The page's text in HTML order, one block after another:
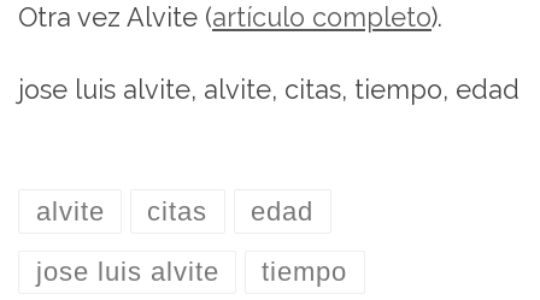
Otra vez Alvite (artículo completo).
jose luis alvite, alvite, citas, tiempo, edad
alvite citas edad
jose luis alvite tiempo